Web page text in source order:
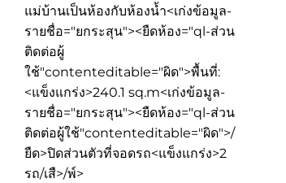
แม่บ้านเป็นห้องกับห้องน้ำ<เก่งข้อมูล-
รายชื่อ="ยกระสุน"><ยืดห้อง="ql-ส่วน
ติดต่อผู้
ใช้"contenteditable="ผิด">พื้นที่:
<แข็งแกร่ง>240.1 sq.m<เก่งข้อมูล-
รายชื่อ="ยกระสุน"><ยืดห้อง="ql-ส่วน
ติดต่อผู้ใช้"contenteditable="ผิด">/
ยืด>ปิดส่วนตัวที่จอดรถ<แข็งแกร่ง>2
รถ/เสื>/พ์>